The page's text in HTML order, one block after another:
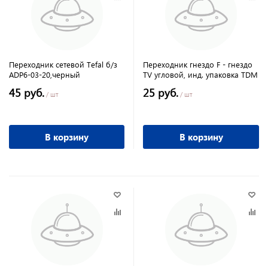
Переходник сетевой Tefal б/з
ADP6-03-20,черный
45 руб. / шт
В корзину
Переходник гнездо F - гнездо
TV угловой, инд. упаковка TDM
25 руб. / шт
В корзину